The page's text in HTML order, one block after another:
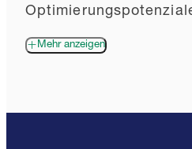
Mehr anzeigen